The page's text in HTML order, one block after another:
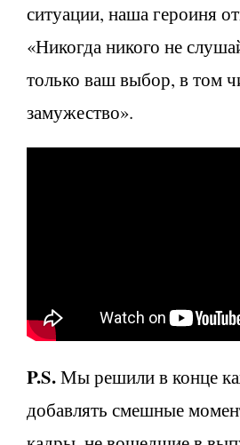
ситуации, наша героиня
«Никогда никого не
только ваш выбор, в том
замужество».
P.S.Мы решили в конце
добавлять смешные